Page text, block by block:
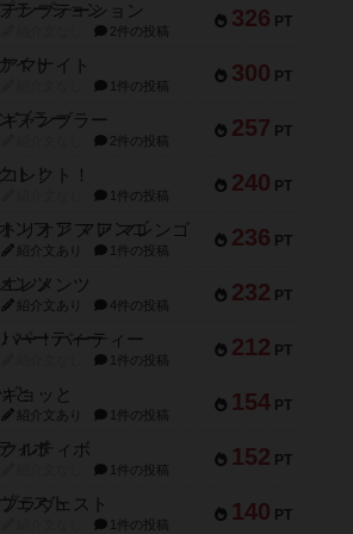
326 PT
テンプテーション
2件の投稿
300 PT
アマナイト
1件の投稿
257 PT
ギャンブラー
2件の投稿
240 PT
コレクト！
1件の投稿
236 PT
トリオンフ ア マレンゴ
紹介文あり 1件の投稿
232 PT
エレメンツ
紹介文あり 4件の投稿
212 PT
バー！パーティー
1件の投稿
154 PT
ギョッと
紹介文あり 1件の投稿
152 PT
クルティボ
1件の投稿
140 PT
ブラヴェスト
1件の投稿